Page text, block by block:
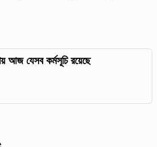
আজ যেসব কর্মসূচি রয়েছে